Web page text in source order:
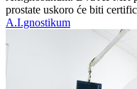
prostate uskoro će biti
A.I.gnostikum